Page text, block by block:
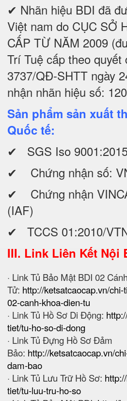
✔ Nhãn hiệu BDI đã
Việt nam do CỤC SỞ
CẤP TỪ NĂM 2009
Trí Tuệ cấp theo quyết
3737/QĐ-SHTT ngày
nhận nhãn hiệu số:
Sản phẩm sản xuất
Quốc tế:
✔ SGS Iso
✔ Chứng nhận số:
✔ Chứng nhận
(IAF)
✔ TCCS 01:2010/
III. Link Liên Kết Nội
· Link Tủ Bảo Mật BDI 02
Tử: http://ketsatcaocap.vn/
02-canh-khoa-dien-tu
· Link Tủ Hồ Sơ Di Động:
tiet/tu-ho-so-di-dong
· Link Tủ Đựng Hồ Sơ Đảm
Bảo: http://ketsatcaocap.vn/
dam-bao
· Link Tủ Lưu Trữ Hồ Sơ:
tiet/tu-luu-tru-ho-so